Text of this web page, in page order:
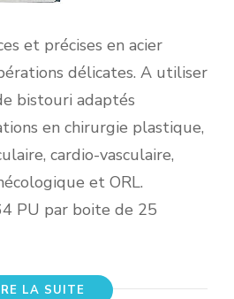
et précises en acier
délicates. A utiliser
bistouri adaptés
en chirurgie plastique,
cardio-vasculaire,
et ORL.
PU par boite de 25
LA SUITE